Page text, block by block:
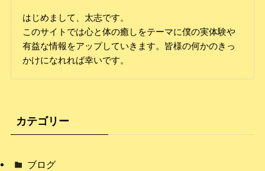
はじめまして、太志です。
このサイトでは心と体の癒しをテーマに僕の実体験や
有益な情報をアップしていきます。皆様の何かのきっ
かけになれれば幸いです。
カテゴリー
ブログ